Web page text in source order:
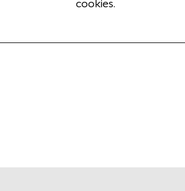
cookies.